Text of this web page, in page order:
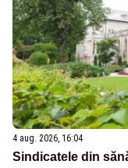
4 aug. 2026, 16:04
Sindicatele din